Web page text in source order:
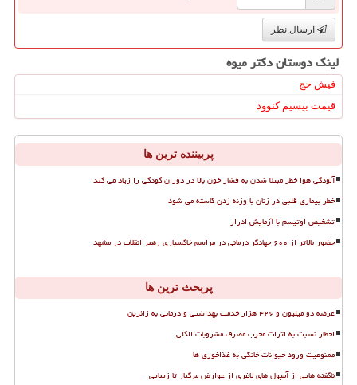
ارسال نظر
لینک دوستان دكتر میوه
فیش حج
قیمت بیسیم کنوود
پربیننده ترین ها
آلودگی هوا خطر مبتلا شدن به فشار خون بالا در دوران کودکی را زیاد می کند
خطر بیماری قلبی در زنان با وزنه زدن کاسته می شود
تشخیص اوتیسم با آزمایش ادرار
حضور بالاتر از ۶۰۰ جهادگر درمانی در مراسم خاکسپاری رهبر انقلاب در مشهد
پربحث ترین ها
عرضه دو میلیون و ۴۲۶ هزار خدمت بهداشتی و درمانی به زائرین
اخطار نسبت به اثرات مخرب مصرف مشروبات الکلی
ممنوعیت ورود حیوانات خانگی به غذاخوری ها
ناگفته هایی از آمپول های لاغری از عوارض مرگبار تا زیبایی